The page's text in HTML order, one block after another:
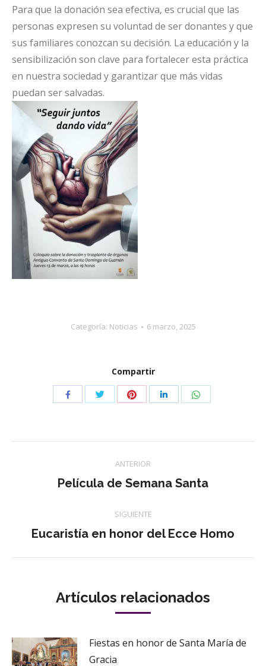
Para que la donación sea efectiva, es crucial que las
personas expresen su voluntad de ser donantes y que
sus familiares conozcan su decisión. La educación y la
sensibilización son clave para fortalecer esta práctica
en nuestra sociedad y garantizar que más vidas
puedan ser salvadas.
Categoría: Noticias 6 marzo, 2025
Compartir
CompartirCompartirCompartirCompartirCompartir
Navegación
entre
publicaciones
ANTERIOR
Publicación
Película de Semana Santa
SIGUIENTE
Publicación
Eucaristía en honor del Ecce Homo
Artículos relacionados
Fiestas en honor de Santa María de
Gracia